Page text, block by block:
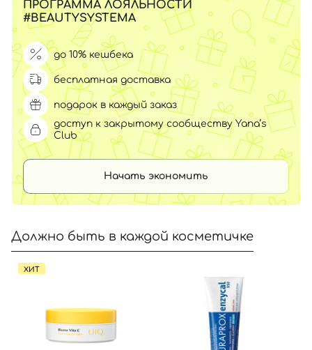
ПРОГРАММА ЛОЯЛЬНОСТИ
#BEAUTYSYSTEMA
до 10% кешбека
бесплатная доставка
подарок в каждый заказ
доступ к закрытому сообществу Yana’s
Club
Начать экономить
Должно быть в каждой косметичке
ХИТ